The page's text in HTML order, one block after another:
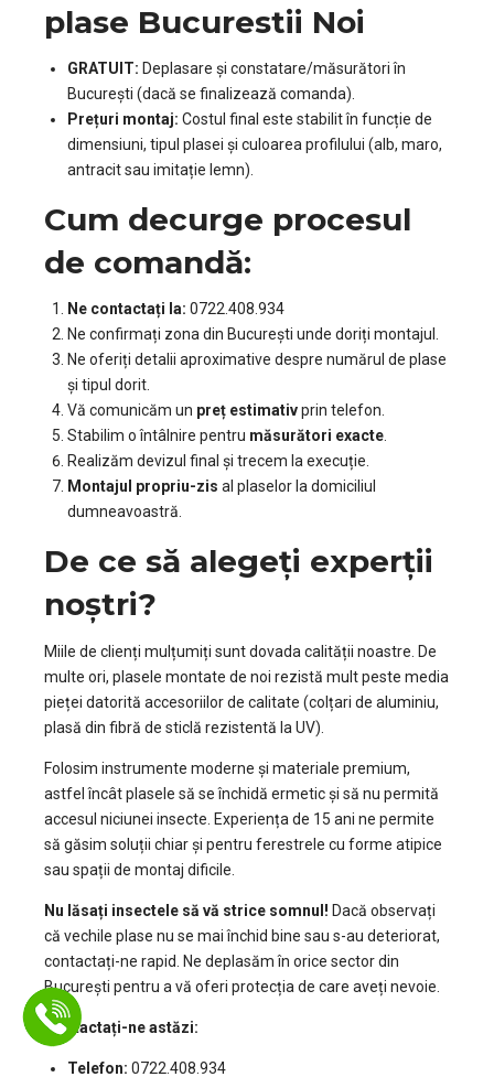
plase Bucurestii Noi
GRATUIT: Deplasare și constatare/măsurători în
București (dacă se finalizează comanda).
Prețuri montaj: Costul final este stabilit în funcție de
dimensiuni, tipul plasei și culoarea profilului (alb, maro,
antracit sau imitație lemn).
Cum decurge procesul
de comandă:
Ne contactați la: 0722.408.934
Ne confirmați zona din București unde doriți montajul.
Ne oferiți detalii aproximative despre numărul de plase
și tipul dorit.
Vă comunicăm un preț estimativprin telefon.
Stabilim o întâlnire pentru măsurători exacte.
Realizăm devizul final și trecem la execuție.
Montajul propriu-zis al plaselor la domiciliul
dumneavoastră.
De ce să alegeți experții
noștri?
Miile de clienți mulțumiți sunt dovada calității noastre. De
multe ori, plasele montate de noi rezistă mult peste media
pieței datorită accesoriilor de calitate (colțari de aluminiu,
plasă din fibră de sticlă rezistentă la UV).
Folosim instrumente moderne și materiale premium,
astfel încât plasele să se închidă ermetic și să nu permită
accesul niciunei insecte. Experiența de 15 ani ne permite
să găsim soluții chiar și pentru ferestrele cu forme atipice
sau spații de montaj dificile.
Nu lăsați insectele să vă strice somnul! Dacă observați
că vechile plase nu se mai închid bine sau s-au deteriorat,
contactați-ne rapid. Ne deplasăm în orice sector din
București pentru a vă oferi protecția de care aveți nevoie.
Contactați-ne astăzi:
Telefon: 0722.408.934